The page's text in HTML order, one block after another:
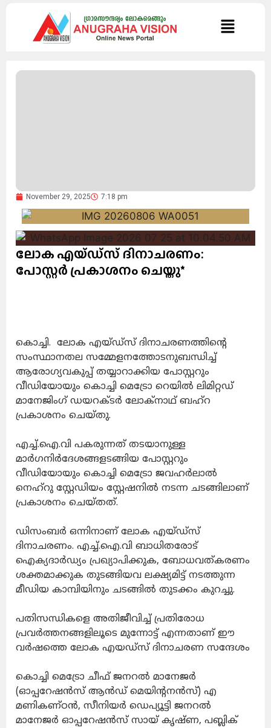
November 29, 2025 7:18 pm
ലോക എയ്ഡ്‌സ് ദിനാചരണം:
പോസ്റ്റര്‍ പ്രകാശനം ചെയ്തു*
കൊച്ചി. ലോക എയ്ഡ്‌സ് ദിനാചരണത്തിന്റെ
സംസ്ഥാനതല സമ്മേളനത്തോടനുബന്ധിച്ച്
ആരോഗ്യവകുപ്പ് തയ്യാറാക്കിയ പോസ്റ്ററും
വീഡിയോയും കൊച്ചി മെട്രോ റെയില്‍ ലിമിറ്റഡ്
മാനേജിംഗ് ഡയറക്ടര്‍ ലോക്‌നാഥ് ബഹ്‌റ
പ്രകാശനം ചെയ്തു.
എച്ച്‌.ഐ.വി പകരുന്നത് തടയാനുള്ള
മാര്‍ഗനിര്‍ദേശങ്ങളടങ്ങിയ പോസ്റ്ററും
വീഡിയോയും കൊച്ചി മെട്രോ ജവഹര്‍ലാല്‍
നെഹ്‌റു സ്റ്റേഡിയം സ്റ്റേഷനില്‍ നടന്ന ചടങ്ങിലാണ്
പ്രകാശനം ചെയ്തത്.
ഡിസംബര്‍ ഒന്നിനാണ് ലോക എയ്ഡ്‌സ്
ദിനാചരണം. എച്ച്‌.ഐ.വി ബാധിതരോട്
ഐക്യദാര്‍ഡ്യം പ്രഖ്യാപിക്കുക, ബോധവത്കരണം
ശക്തമാക്കുക തുടങ്ങിയവ ലക്ഷ്യമിട്ട് നടത്തുന്ന
മീഡിയ കാമ്പിയിനും ചടങ്ങില്‍ തുടക്കം കുറച്ചു.
പതിസന്ധികളെ അതിജീവിച്ച് പ്രതിരോധ
പ്രവര്‍ത്തനങ്ങളിലൂടെ മുന്നോട്ട് എന്നതാണ് ഈ
വര്‍ഷത്തെ ലോക എയഡ്‌സ് ദിനാചരണ സന്ദേശം
കൊച്ചി മെട്രോ ചീഫ് ജനറല്‍ മാനേജര്‍
(ഓപ്പറേഷന്‍സ് ആന്‍ഡ് മെയിന്റനന്‍സ്) എ
മണികണ്ഠന്‍, സീനിയര്‍ ഡെപ്യൂട്ടി ജനറല്‍
മാനേജര്‍ ഓപ്പറേഷന്‍സ് സായ് കൃഷ്ണ, പബ്ലിക്